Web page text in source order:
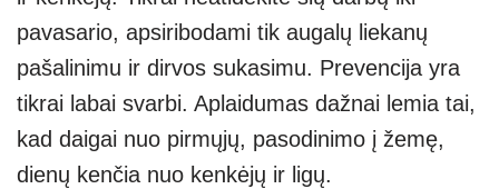
pavasario, apsiribodami tik augalų liekanų
pašalinimu ir dirvos sukasimu. Prevencija yra
tikrai labai svarbi. Aplaidumas dažnai lemia tai,
kad daigai nuo pirmųjų, pasodinimo į žemę,
dienų kenčia nuo kenkėjų ir ligų.